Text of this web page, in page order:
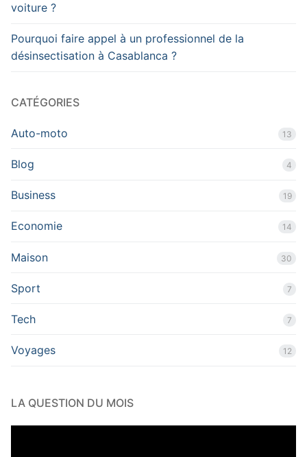
voiture ?
Pourquoi faire appel à un professionnel de la
désinsectisation à Casablanca ?
CATÉGORIES
Auto-moto 13
Blog 4
Business 19
Economie 14
Maison 30
Sport 7
Tech 7
Voyages 12
LA QUESTION DU MOIS